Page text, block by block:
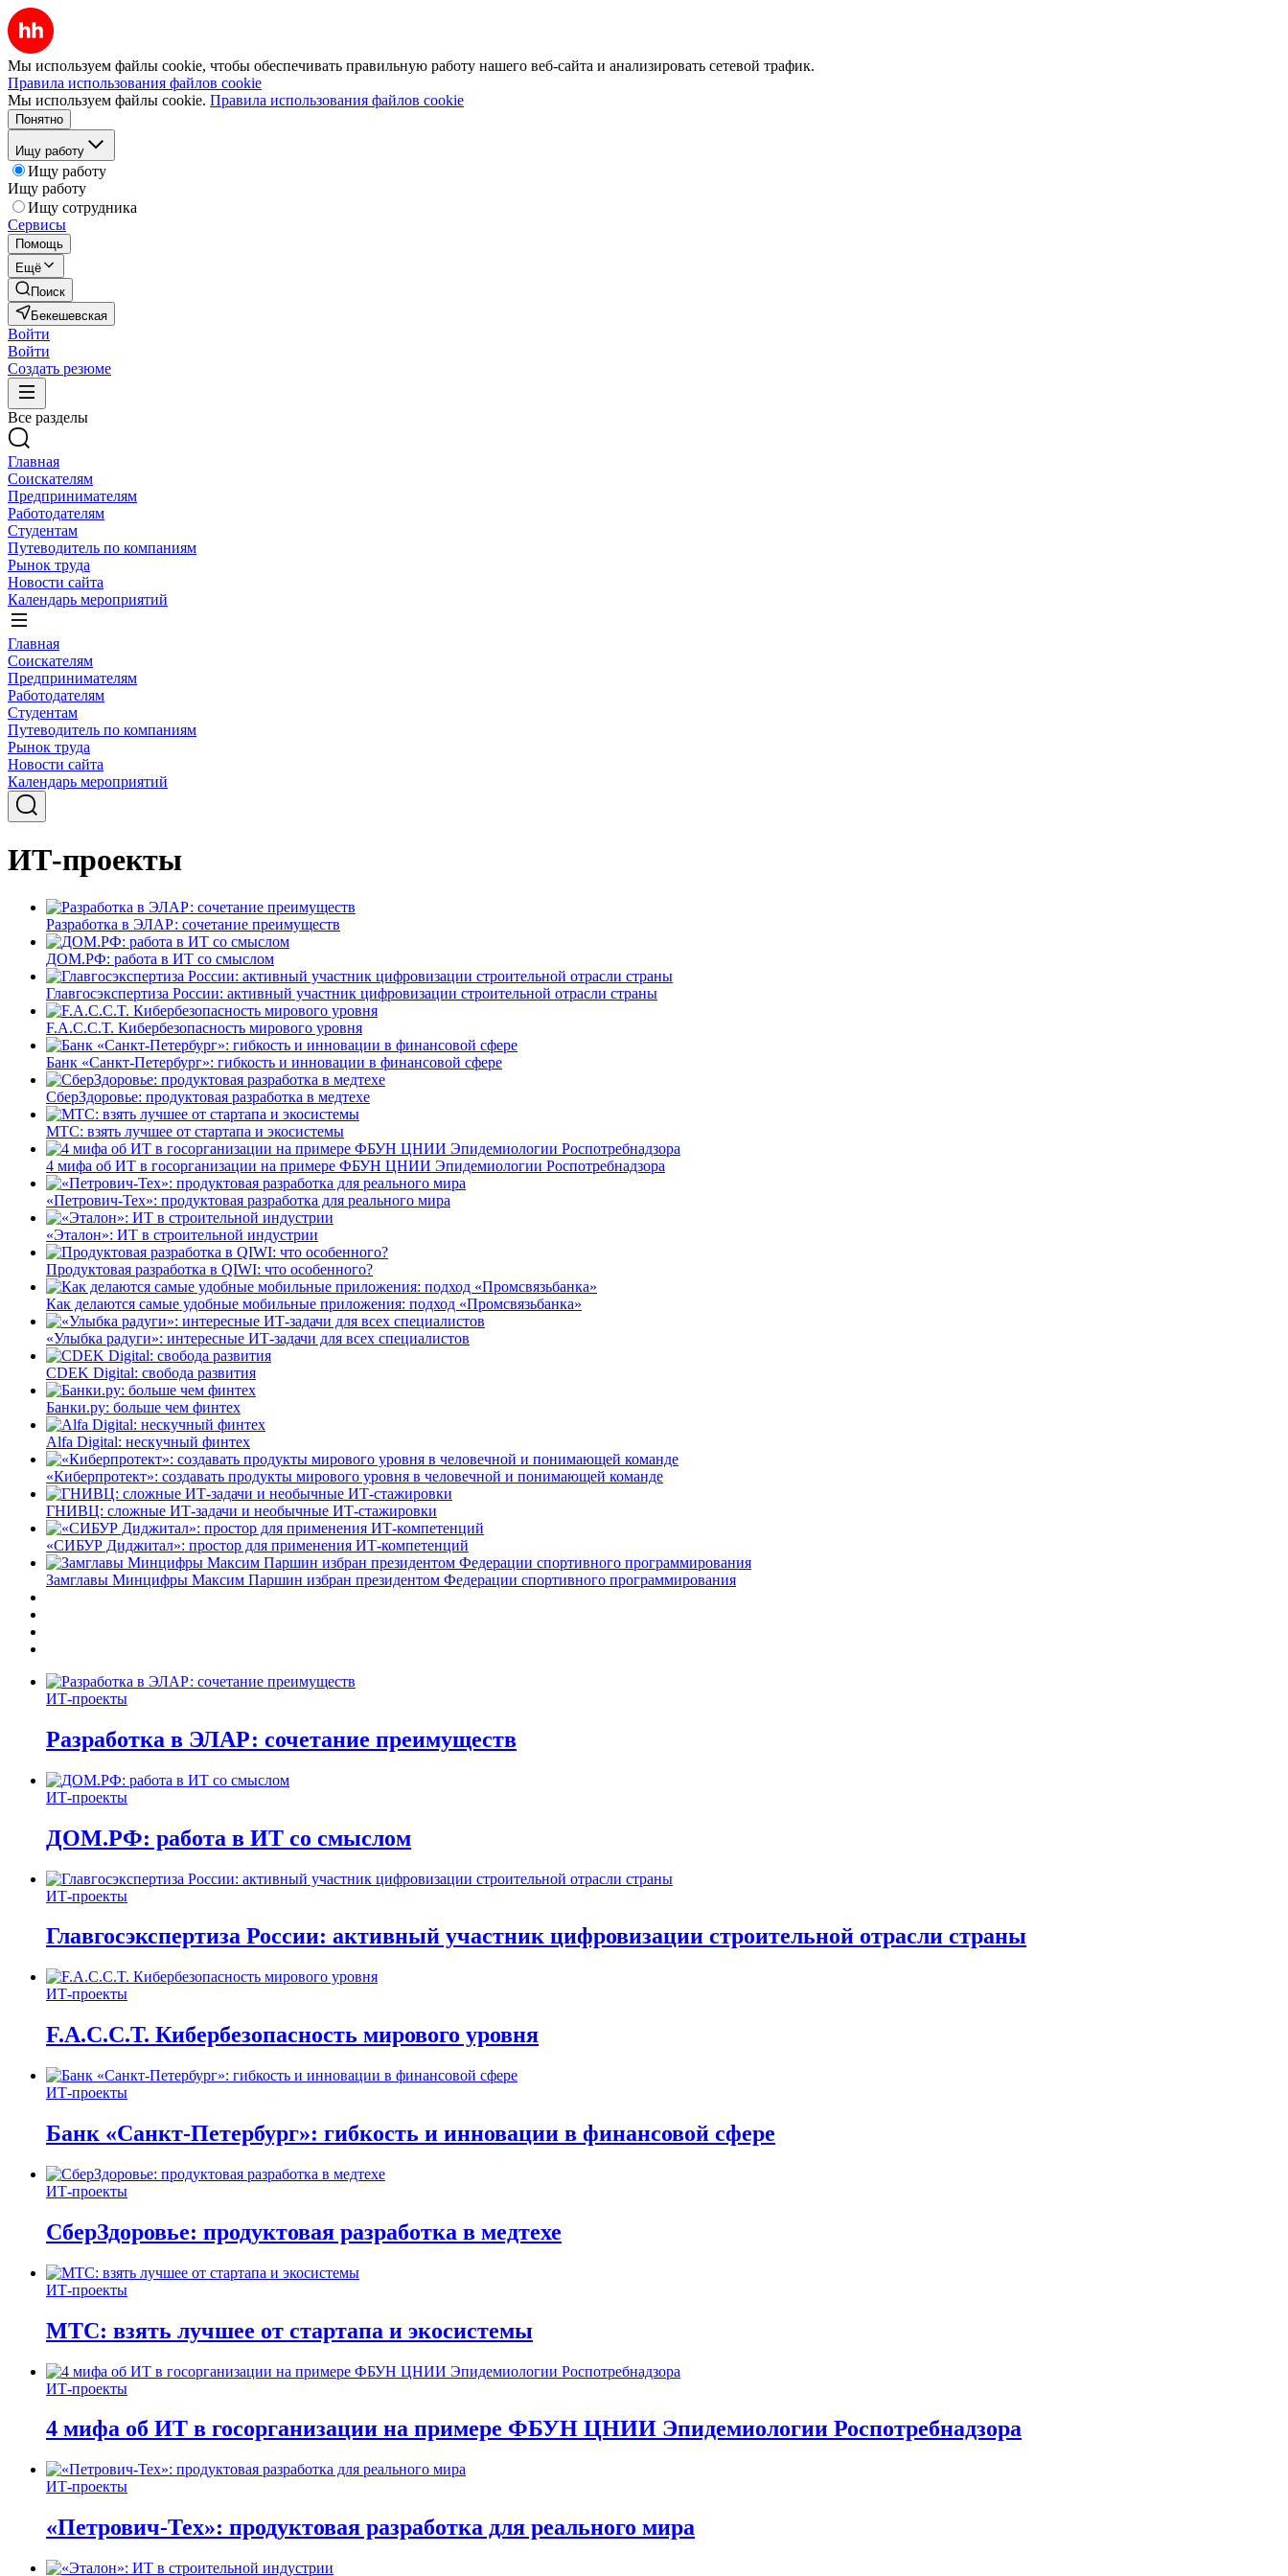
Мы используем файлы cookie, чтобы обеспечивать правильную работу нашего веб-сайта и анализировать сетевой трафик.
Правила использования файлов cookie
Мы используем файлы cookie. Правила использования файлов cookie
Понятно
Ищу работу
Ищу работу
Ищу работу
Ищу сотрудника
Сервисы
Помощь
Ещё
Поиск
Бекешевская
Войти
Войти
Создать резюме
Все разделы
Главная
Соискателям
Предпринимателям
Работодателям
Студентам
Путеводитель по компаниям
Рынок труда
Новости сайта
Календарь мероприятий
Главная
Соискателям
Предпринимателям
Работодателям
Студентам
Путеводитель по компаниям
Рынок труда
Новости сайта
Календарь мероприятий
ИТ-проекты
Разработка в ЭЛАР: сочетание преимуществ
ДОМ.РФ: работа в ИТ со смыслом
Главгосэкспертиза России: активный участник цифровизации строительной отрасли страны
F.A.C.C.T. Кибербезопасность мирового уровня
Банк «Санкт-Петербург»: гибкость и инновации в финансовой сфере
СберЗдоровье: продуктовая разработка в медтехе
МТС: взять лучшее от стартапа и экосистемы
4 мифа об ИТ в госорганизации на примере ФБУН ЦНИИ Эпидемиологии Роспотребнадзора
«Петрович-Тех»: продуктовая разработка для реального мира
«Эталон»: ИТ в строительной индустрии
Продуктовая разработка в QIWI: что особенного?
Как делаются самые удобные мобильные приложения: подход «Промсвязьбанка»
«Улыбка радуги»: интересные ИТ-задачи для всех специалистов
CDEK Digital: свобода развития
Банки.ру: больше чем финтех
Alfa Digital: нескучный финтех
«Киберпротект»: создавать продукты мирового уровня в человечной и понимающей команде
ГНИВЦ: сложные ИТ‑задачи и необычные ИТ‑стажировки
«СИБУР Диджитал»: простор для применения ИТ-компетенций
Замглавы Минцифры Максим Паршин избран президентом Федерации спортивного программирования
ИТ-проекты
Разработка в ЭЛАР: сочетание преимуществ
ИТ-проекты
ДОМ.РФ: работа в ИТ со смыслом
ИТ-проекты
Главгосэкспертиза России: активный участник цифровизации строительной отрасли страны
ИТ-проекты
F.A.C.C.T. Кибербезопасность мирового уровня
ИТ-проекты
Банк «Санкт-Петербург»: гибкость и инновации в финансовой сфере
ИТ-проекты
СберЗдоровье: продуктовая разработка в медтехе
ИТ-проекты
МТС: взять лучшее от стартапа и экосистемы
ИТ-проекты
4 мифа об ИТ в госорганизации на примере ФБУН ЦНИИ Эпидемиологии Роспотребнадзора
ИТ-проекты
«Петрович-Тех»: продуктовая разработка для реального мира